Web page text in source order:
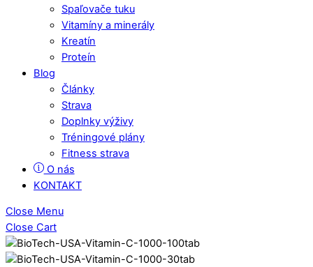
Spaľovače tuku
Vitamíny a minerály
Kreatín
Proteín
Blog
Články
Strava
Doplnky výživy
Tréningové plány
Fitness strava
O nás
KONTAKT
Close Menu
Close Cart